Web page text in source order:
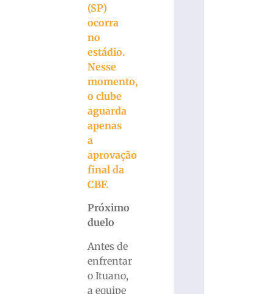
(SP)
ocorra
no
estádio.
Nesse
momento,
o clube
aguarda
apenas
a
aprovação
final da
CBF.
Próximo
duelo
Antes de
enfrentar
o Ituano,
a equipe